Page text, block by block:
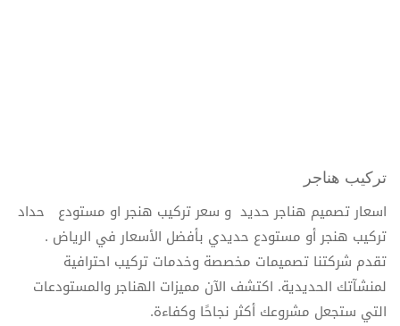
تركيب هناجر
اسعار تصميم هناجر حديد و سعر تركيب هنجر او مستودع حداد
تركيب هنجر أو مستودع حديدي بأفضل الأسعار في الرياض .
تقدم شركتنا تصميمات مخصصة وخدمات تركيب احترافية
لمنشآتك الحديدية. اكتشف الآن مميزات الهناجر والمستودعات
التي ستجعل مشروعك أكثر نجاحًا وكفاءة.